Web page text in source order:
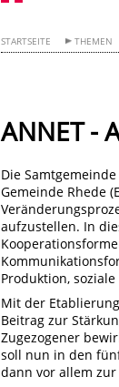
STARTSEITE THEMEN
ANNET -
Die
Gemeinde Rhede
aufzustellen. In
Produktion,
Mit der
Beitrag zur
Zugezogener
soll nun in den
dann vor allem